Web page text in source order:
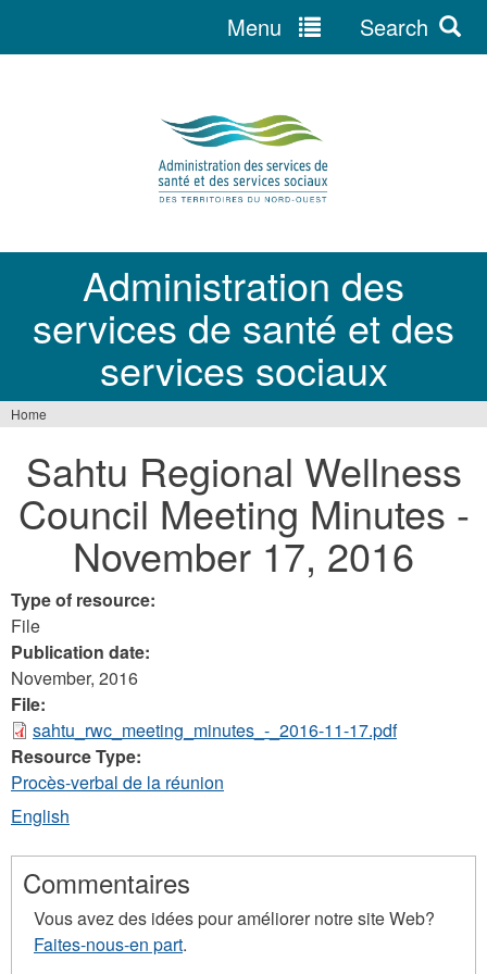
Administration des
services de santé et des
services sociaux
Menu Search
are
here
Home
Sahtu Regional Wellness
Council Meeting Minutes -
November 17, 2016
Type of resource:
File
Publication date:
November, 2016
File:
sahtu_rwc_meeting_minutes_-_2016-11-17.pdf
Resource Type:
Procès-verbal de la réunion
English
Commentaires
Vous avez des idées pour améliorer notre site Web?
Faites-nous-en part.